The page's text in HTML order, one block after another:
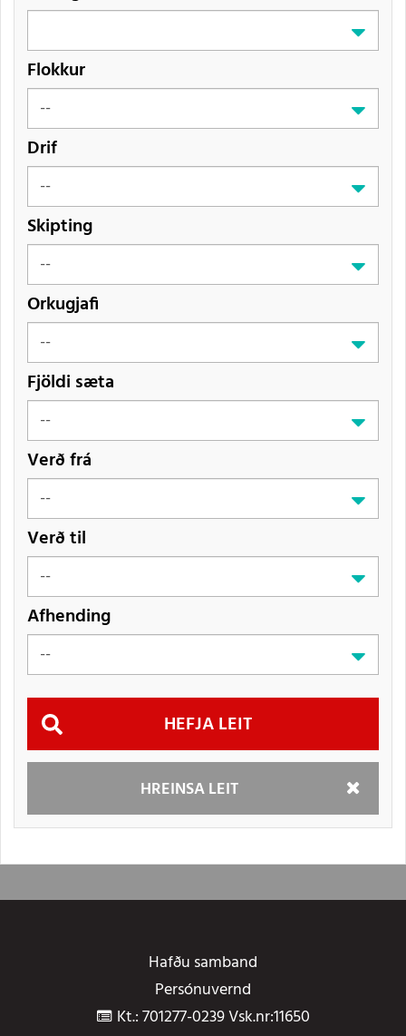
Flokkur
Drif
Skipting
Orkugjafi
Fjöldi sæta
Verð frá
Verð til
Afhending
HREINSA LEIT
Hefja
Hafðu samband
Persónuvernd
Kt.: 701277-0239 Vsk.nr:11650